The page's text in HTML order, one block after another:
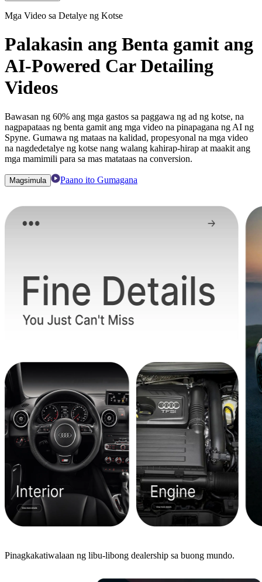
Mga Video sa Detalye ng Kotse
Palakasin ang Benta gamit ang
AI-Powered Car Detailing
Videos
Bawasan ng 60% ang mga gastos sa paggawa ng ad ng kotse, na
nagpapataas ng benta gamit ang mga video na pinapagana ng AI ng
Spyne. Gumawa ng mataas na kalidad, propesyonal na mga video
na nagdedetalye ng kotse nang walang kahirap-hirap at maakit ang
mga mamimili para sa mas matataas na conversion.
Magsimula Paano ito Gumagana
Pinagkakatiwalaan ng libu-libong dealership sa buong mundo.